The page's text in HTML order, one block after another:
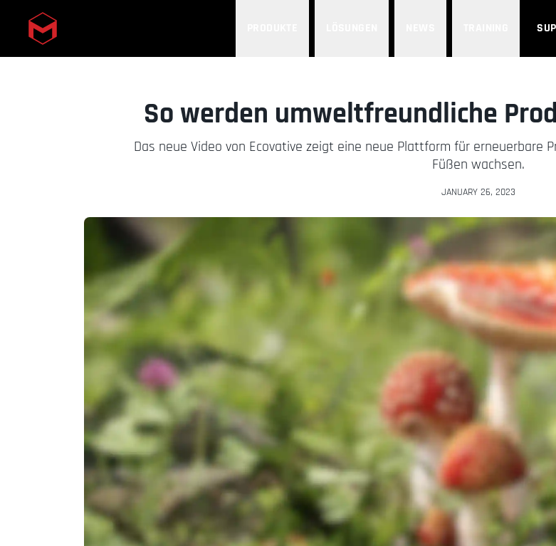
Skip to main content
So werden umweltfreundliche
Das neue Video von Ecovative zeigt eine neue Plattform für erneuerbare
Füßen wachsen.
JANUARY 26, 2023